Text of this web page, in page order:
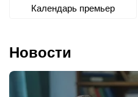
Календарь премьер
Новости